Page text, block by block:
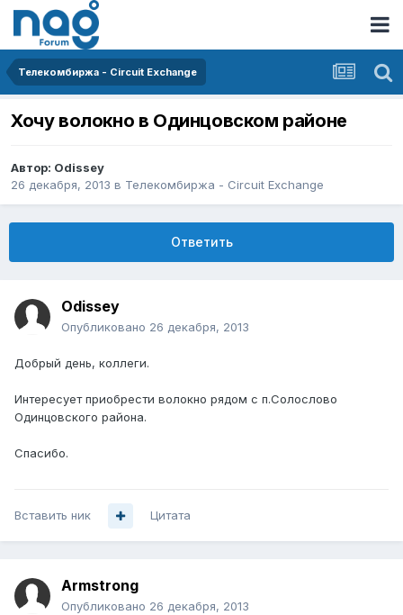
Телекомбиржа - Circuit Exchange
Хочу волокно в Одинцовском районе
Автор: Odissey
26 декабря, 2013 в Телекомбиржа - Circuit Exchange
Ответить
Odissey
Опубликовано 26 декабря, 2013
Добрый день, коллеги.
Интересует приобрести волокно рядом с п.Солослово
Одинцовского района.
Спасибо.
Вставить ник Цитата
Armstrong
Опубликовано 26 декабря, 2013